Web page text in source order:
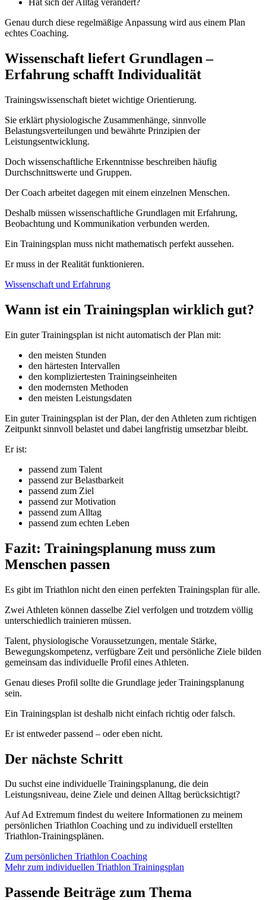
Hat sich der Alltag verändert?
Genau durch diese regelmäßige Anpassung wird aus einem Plan
echtes Coaching.
Wissenschaft liefert Grundlagen –
Erfahrung schafft Individualität
Trainingswissenschaft bietet wichtige Orientierung.
Sie erklärt physiologische Zusammenhänge, sinnvolle
Belastungsverteilungen und bewährte Prinzipien der
Leistungsentwicklung.
Doch wissenschaftliche Erkenntnisse beschreiben häufig
Durchschnittswerte und Gruppen.
Der Coach arbeitet dagegen mit einem einzelnen Menschen.
Deshalb müssen wissenschaftliche Grundlagen mit Erfahrung,
Beobachtung und Kommunikation verbunden werden.
Ein Trainingsplan muss nicht mathematisch perfekt aussehen.
Er muss in der Realität funktionieren.
Wissenschaft und Erfahrung
Wann ist ein Trainingsplan wirklich gut?
Ein guter Trainingsplan ist nicht automatisch der Plan mit:
den meisten Stunden
den härtesten Intervallen
den kompliziertesten Trainingseinheiten
den modernsten Methoden
den meisten Leistungsdaten
Ein guter Trainingsplan ist der Plan, der den Athleten zum richtigen
Zeitpunkt sinnvoll belastet und dabei langfristig umsetzbar bleibt.
Er ist:
passend zum Talent
passend zur Belastbarkeit
passend zum Ziel
passend zur Motivation
passend zum Alltag
passend zum echten Leben
Fazit: Trainingsplanung muss zum
Menschen passen
Es gibt im Triathlon nicht den einen perfekten Trainingsplan für alle.
Zwei Athleten können dasselbe Ziel verfolgen und trotzdem völlig
unterschiedlich trainieren müssen.
Talent, physiologische Voraussetzungen, mentale Stärke,
Bewegungskompetenz, verfügbare Zeit und persönliche Ziele bilden
gemeinsam das individuelle Profil eines Athleten.
Genau dieses Profil sollte die Grundlage jeder Trainingsplanung
sein.
Ein Trainingsplan ist deshalb nicht einfach richtig oder falsch.
Er ist entweder passend – oder eben nicht.
Der nächste Schritt
Du suchst eine individuelle Trainingsplanung, die dein
Leistungsniveau, deine Ziele und deinen Alltag berücksichtigt?
Auf Ad Extremum findest du weitere Informationen zu meinem
persönlichen Triathlon Coaching und zu individuell erstellten
Triathlon-Trainingsplänen.
Zum persönlichen Triathlon Coaching
Mehr zum individuellen Triathlon Trainingsplan
Passende Beiträge zum Thema